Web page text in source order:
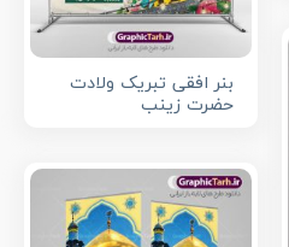
بنر افقی تبریک ولادت
حضرت زینب